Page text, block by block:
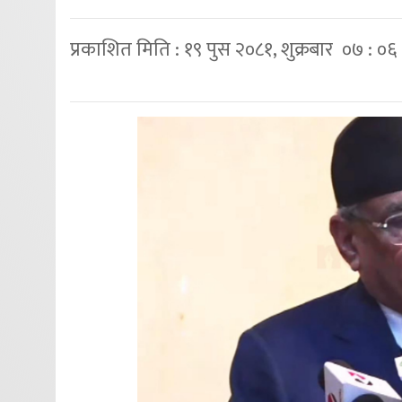
प्रकाशित मिति : १९ पुस २०८१, शुक्रबार ०७ :